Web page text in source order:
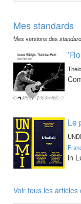
Mes standards
Mes versions des
Le
in
Voir tous les